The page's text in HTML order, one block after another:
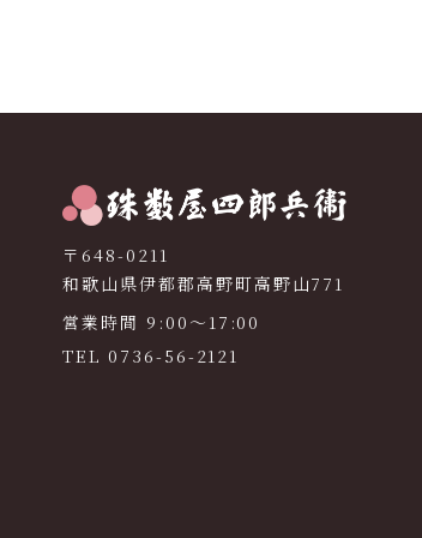
〒648-0211
和歌山県伊都郡高野町高野山771
営業時間 9:00〜17:00
TEL 0736-56-2121